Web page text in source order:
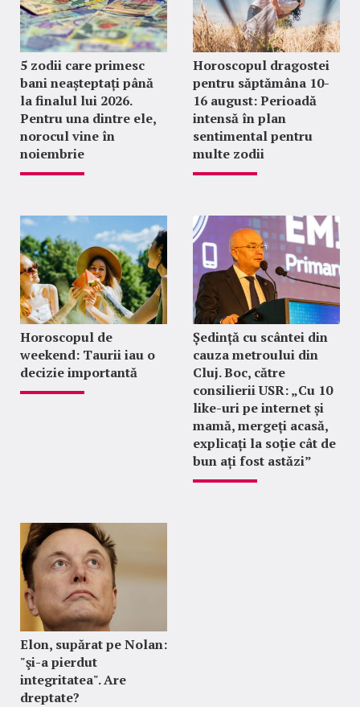
5 zodii care primesc
bani neașteptați până
la finalul lui 2026.
Pentru una dintre ele,
norocul vine în
noiembrie
Horoscopul dragostei
pentru săptămâna 10-
16 august: Perioadă
intensă în plan
sentimental pentru
multe zodii
Horoscopul de
weekend: Taurii iau o
decizie importantă
Ședință cu scântei din
cauza metroului din
Cluj. Boc, către
consilierii USR: „Cu 10
like-uri pe internet și
mamă, mergeți acasă,
explicați la soție cât de
bun ați fost astăzi”
Elon, supărat pe Nolan:
"şi-a pierdut
integritatea". Are
dreptate?